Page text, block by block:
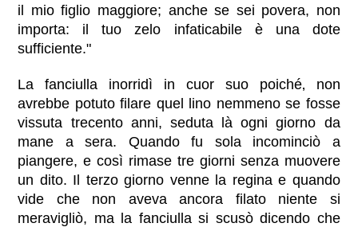
il mio figlio maggiore; anche se sei povera, non
importa: il tuo zelo infaticabile è una dote
sufficiente."
La fanciulla inorridì in cuor suo poiché‚ non
avrebbe potuto filare quel lino nemmeno se fosse
vissuta trecento anni, seduta là ogni giorno da
mane a sera. Quando fu sola incominciò a
piangere, e così rimase tre giorni senza muovere
un dito. Il terzo giorno venne la regina e quando
vide che non aveva ancora filato niente si
meravigliò, ma la fanciulla si scusò dicendo che